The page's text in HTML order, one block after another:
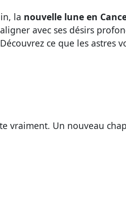
la nouvelle lune en
avec ses désirs
ce que les astres
vraiment. Un nouveau